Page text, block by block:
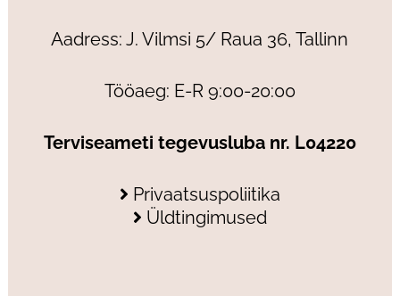
Aadress: J. Vilmsi 5/ Raua 36, Tallinn
Tööaeg: E-R 9:00-20:00
Terviseameti tegevusluba nr. L04220
Privaatsuspoliitika
Üldtingimused